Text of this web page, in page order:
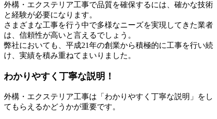
外構・エクステリア工事で品質を確保するには、確かな技術
と経験が必要になります。
さまざまな工事を行う中で多様なニーズを実現してきた業者
は、信頼性が高いと言えるでしょう。
弊社においても、平成21年の創業から積極的に工事を行い続
け、実績を積み重ねてまいりました。
わかりやすく丁寧な説明！
外構・エクステリア工事は「わかりやすく丁寧な説明」をし
てもらえるかどうかが重要です。